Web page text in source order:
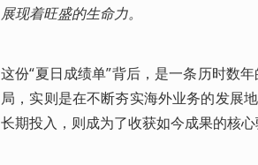
展现着旺盛的生命力。
这份“夏日成绩单”背后，是一条历时数
局，实则是在不断夯实海外业务的发展
长期投入，则成为了收获如今成果的核心